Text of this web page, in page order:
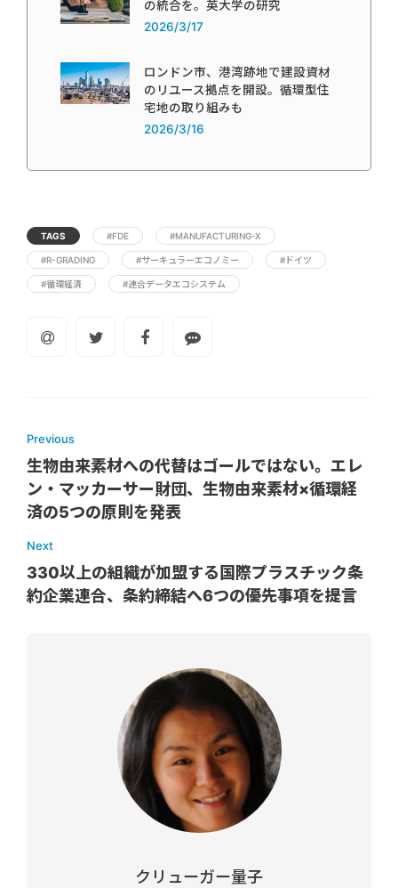
の統合を。英大学の研究
2026/3/17
ロンドン市、港湾跡地で建設資材
のリユース拠点を開設。循環型住
宅地の取り組みも
2026/3/16
TAGS #FDE #MANUFACTURING-X
#R-GRADING #サーキュラーエコノミー #ドイツ
#循環経済 #連合データエコシステム
Previous
生物由来素材への代替はゴールではない。エレ
ン・マッカーサー財団、生物由来素材×循環経
済の5つの原則を発表
Next
330以上の組織が加盟する国際プラスチック条
約企業連合、条約締結へ6つの優先事項を提言
クリューガー量子